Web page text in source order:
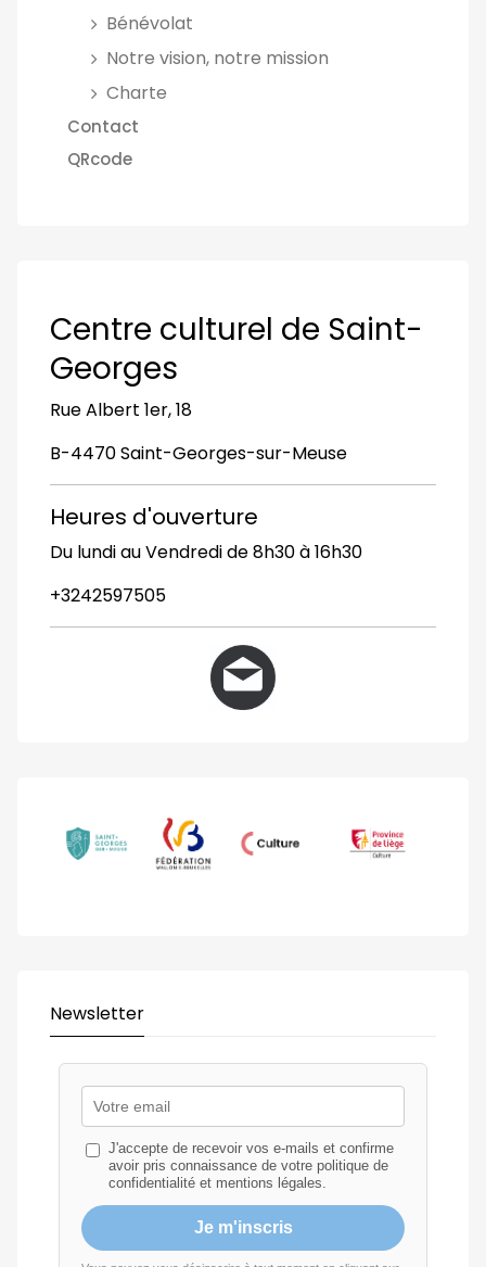
Bénévolat
Notre vision, notre mission
Charte
Contact
QRcode
Centre culturel de Saint-
Georges
Rue Albert 1er, 18
B-4470 Saint-Georges-sur-Meuse
Heures d'ouverture
Du lundi au Vendredi de 8h30 à 16h30
+3242597505
Newsletter